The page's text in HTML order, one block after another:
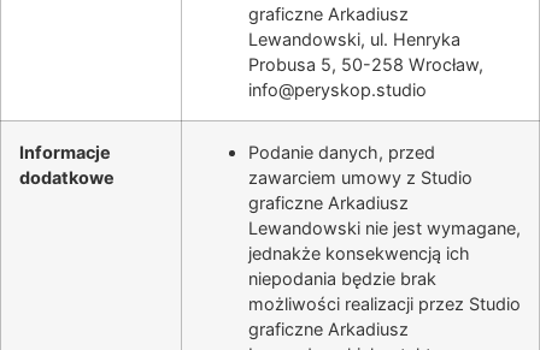
graficzne Arkadiusz
Lewandowski, ul. Henryka
Probusa 5, 50-258 Wrocław,
info@peryskop.studio
Informacje
dodatkowe
Podanie danych, przed
zawarciem umowy z Studio
graficzne Arkadiusz
Lewandowski nie jest wymagane,
jednakże konsekwencją ich
niepodania będzie brak
możliwości realizacji przez Studio
graficzne Arkadiusz